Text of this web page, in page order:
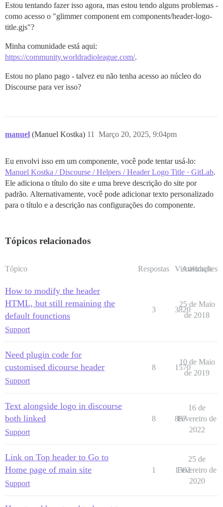
Estou tentando fazer isso agora, mas estou tendo alguns problemas -
como acesso o "glimmer component em components/header-logo-
title.gjs"?
Minha comunidade está aqui:
https://community.worldradioleague.com/.
Estou no plano pago - talvez eu não tenha acesso ao núcleo do
Discourse para ver isso?
manuel (Manuel Kostka) Março 20, 2025, 9:04pm
11
Eu envolvi isso em um componente, você pode tentar usá-lo:
Manuel Kostka / Discourse / Helpers / Header Logo Title · GitLab.
Ele adiciona o título do site e uma breve descrição do site por
padrão. Alternativamente, você pode adicionar texto personalizado
para o título e a descrição nas configurações do componente.
Tópicos relacionados
Tópico Respostas Visualizações
Atividade
How to modify the header
HTML, but still remaining the
default founctions
Support
3 3820
25 de Maio
de 2018
Need plugin code for
customised dicourse header
Support
8 1570
10 de Maio
de 2019
Text alongside logo in discourse
both linked
Support
8 887
16 de
Fevereiro de
2022
Link on Top header to Go to
Home page of main site
Support
1 1302
25 de
Fevereiro de
2020